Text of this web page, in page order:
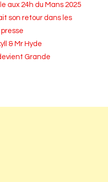
aux 24h du Mans 2025
son retour dans les
& Mr Hyde
Grande